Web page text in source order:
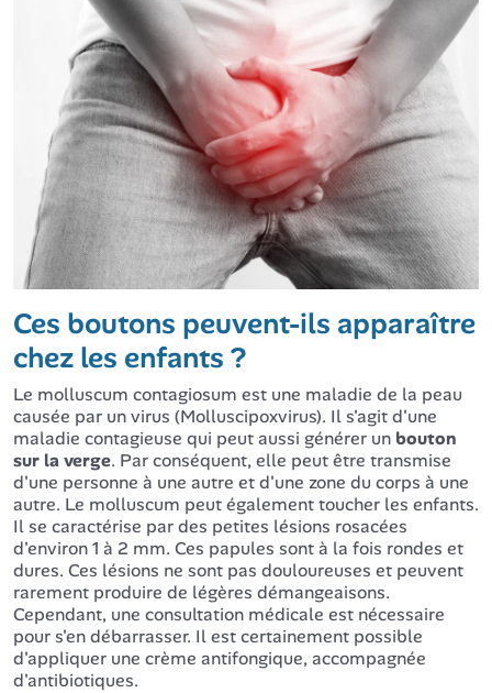
Ces boutons peuvent-ils apparaître
chez les enfants ?
Le molluscum contagiosum est une maladie de la peau
causée par un virus (Molluscipoxvirus). Il s'agit d'une
maladie contagieuse qui peut aussi générer un bouton
sur la verge. Par conséquent, elle peut être transmise
d'une personne à une autre et d'une zone du corps à une
autre. Le molluscum peut également toucher les enfants.
Il se caractérise par des petites lésions rosacées
d'environ 1 à 2 mm. Ces papules sont à la fois rondes et
dures. Ces lésions ne sont pas douloureuses et peuvent
rarement produire de légères démangeaisons.
Cependant, une consultation médicale est nécessaire
pour s'en débarrasser. Il est certainement possible
d'appliquer une crème antifongique, accompagnée
d'antibiotiques.